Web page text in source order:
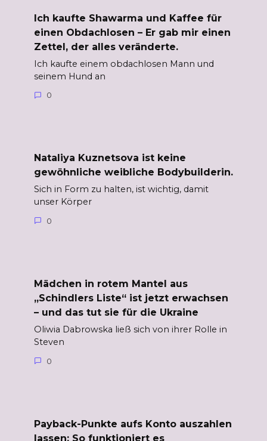
Ich kaufte Shawarma und Kaffee für
einen Obdachlosen – Er gab mir einen
Zettel, der alles veränderte.
Ich kaufte einem obdachlosen Mann und
seinem Hund an
0
Nataliya Kuznetsova ist keine
gewöhnliche weibliche Bodybuilderin.
Sich in Form zu halten, ist wichtig, damit
unser Körper
0
Mädchen in rotem Mantel aus
„Schindlers Liste“ ist jetzt erwachsen
– und das tut sie für die Ukraine
Oliwia Dabrowska ließ sich von ihrer Rolle in
Steven
0
Payback-Punkte aufs Konto auszahlen
lassen: So funktioniert es